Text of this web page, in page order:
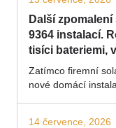
Další
9364 instalací.
tisíci bateriemi,
Zatímco firemní
nové domácí
14 července, 2026